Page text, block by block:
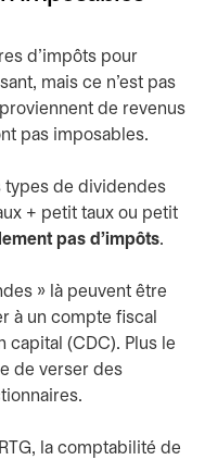
d’impôts pour
mais ce n’est pas
de revenus
pas imposables.
types de dividendes
+ petit taux ou petit
pas d’impôts.
» là peuvent être
à un compte fiscal
(CDC). Plus le
de verser des
la comptabilité de